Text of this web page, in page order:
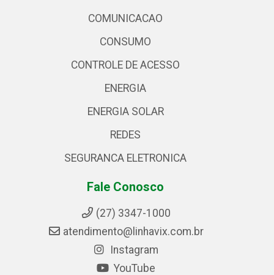
COMUNICACAO
CONSUMO
CONTROLE DE ACESSO
ENERGIA
ENERGIA SOLAR
REDES
SEGURANCA ELETRONICA
Fale Conosco
(27) 3347-1000
atendimento@linhavix.com.br
Instagram
YouTube